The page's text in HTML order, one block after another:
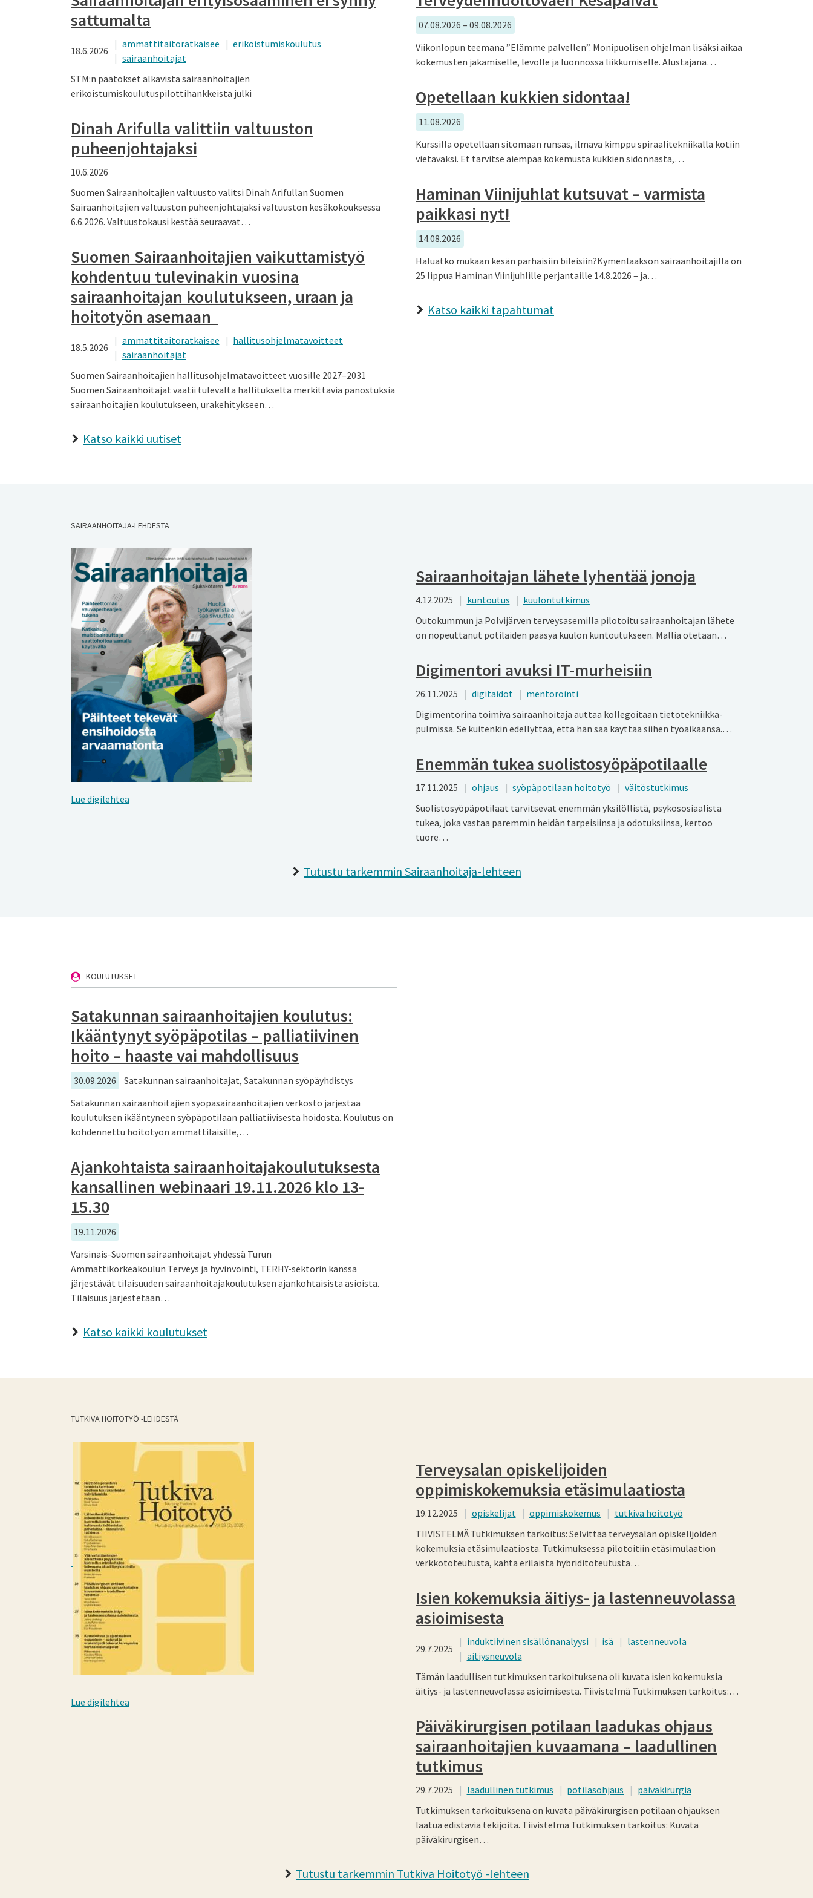
sattumalta
18.6.2026
ammattitaitoratkaisee
erikoistumiskoulutus
sairaanhoitajat
STM:n päätökset alkavista sairaanhoitajien
erikoistumiskoulutuspilottihankkeista julki
Dinah Arifulla valittiin valtuuston
puheenjohtajaksi
10.6.2026
Suomen Sairaanhoitajien valtuusto valitsi Dinah Arifullan Suomen
Sairaanhoitajien valtuuston puheenjohtajaksi valtuuston kesäkokouksessa
6.6.2026. Valtuustokausi kestää seuraavat…
Suomen Sairaanhoitajien vaikuttamistyö
kohdentuu tulevinakin vuosina
sairaanhoitajan koulutukseen, uraan ja
hoitotyön asemaan
18.5.2026
ammattitaitoratkaisee
hallitusohjelmatavoitteet
sairaanhoitajat
Suomen Sairaanhoitajien hallitusohjelmatavoitteet vuosille 2027–2031
Suomen Sairaanhoitajat vaatii tulevalta hallitukselta merkittäviä panostuksia
sairaanhoitajien koulutukseen, urakehitykseen…
Katso kaikki uutiset
07.08.2026 – 09.08.2026
Viikonlopun teemana ”Elämme palvellen”. Monipuolisen ohjelman lisäksi aikaa
kokemusten jakamiselle, levolle ja luonnossa liikkumiselle. Alustajana…
Opetellaan kukkien sidontaa!
11.08.2026
Kurssilla opetellaan sitomaan runsas, ilmava kimppu spiraalitekniikalla kotiin
vietäväksi. Et tarvitse aiempaa kokemusta kukkien sidonnasta,…
Haminan Viinijuhlat kutsuvat – varmista
paikkasi nyt!
14.08.2026
Haluatko mukaan kesän parhaisiin bileisiin?Kymenlaakson sairaanhoitajilla on
25 lippua Haminan Viinijuhlille perjantaille 14.8.2026 – ja…
Katso kaikki tapahtumat
SAIRAANHOITAJA-LEHDESTÄ
Lue digilehteä
Sairaanhoitajan lähete lyhentää jonoja
4.12.2025 kuntoutus
kuulontutkimus
Outokummun ja Polvijärven terveysasemilla pilotoitu sairaanhoitajan lähete
on nopeuttanut potilaiden pääsyä kuulon kuntoutukseen. Mallia otetaan…
Digimentori avuksi IT-murheisiin
26.11.2025 digitaidot
mentorointi
Digimentorina toimiva sairaanhoitaja auttaa kollegoitaan tietotekniikka­
pulmissa. Se kuitenkin edellyttää, että hän saa käyttää siihen työaikaansa.…
Enemmän tukea suolistosyöpäpotilaalle
17.11.2025 ohjaus syöpäpotilaan hoitotyö
väitöstutkimus
Suolistosyöpäpotilaat tarvitsevat enemmän yksilöllistä, psykososiaalista
tukea, joka vastaa paremmin heidän tarpeisiinsa ja odotuksiinsa, kertoo
tuore…
Tutustu tarkemmin Sairaanhoitaja-lehteen
KOULUTUKSET
Satakunnan sairaanhoitajien koulutus:
Ikääntynyt syöpäpotilas – palliatiivinen
hoito – haaste vai mahdollisuus
30.09.2026
Satakunnan sairaanhoitajat, Satakunnan syöpäyhdistys
Satakunnan sairaanhoitajien syöpäsairaanhoitajien verkosto järjestää
koulutuksen ikääntyneen syöpäpotilaan palliatiivisesta hoidosta. Koulutus on
kohdennettu hoitotyön ammattilaisille,…
Ajankohtaista sairaanhoitajakoulutuksesta
kansallinen webinaari 19.11.2026 klo 13-
15.30
19.11.2026
Varsinais-Suomen sairaanhoitajat yhdessä Turun
Ammattikorkeakoulun Terveys ja hyvinvointi, TERHY-sektorin kanssa
järjestävät tilaisuuden sairaanhoitajakoulutuksen ajankohtaisista asioista.
Tilaisuus järjestetään…
Katso kaikki koulutukset
TUTKIVA HOITOTYÖ -LEHDESTÄ
Lue digilehteä
Terveysalan opiskelijoiden
oppimiskokemuksia etäsimulaatiosta
19.12.2025 opiskelijat oppimiskokemus
tutkiva hoitotyö
TIIVISTELMÄ Tutkimuksen tarkoitus: Selvittää terveysalan opiskelijoiden
kokemuksia etäsimulaatiosta. Tutkimuksessa pilotoitiin etäsimulaation
verkkototeutusta, kahta erilaista hybriditoteutusta…
Isien kokemuksia äitiys- ja lastenneuvolassa
asioimisesta
29.7.2025
induktiivinen sisällönanalyysi isä
lastenneuvola
äitiysneuvola
Tämän laadullisen tutkimuksen tarkoituksena oli kuvata isien kokemuksia
äitiys- ja lastenneuvolassa asioimisesta. Tiivistelmä Tutkimuksen tarkoitus:…
Päiväkirurgisen potilaan laadukas ohjaus
sairaanhoitajien kuvaamana – laadullinen
tutkimus
29.7.2025 laadullinen tutkimus potilasohjaus
päiväkirurgia
Tutkimuksen tarkoituksena on kuvata päiväkirurgisen potilaan ohjauksen
laatua edistäviä tekijöitä. Tiivistelmä Tutkimuksen tarkoitus: Kuvata
päiväkirurgisen…
Tutustu tarkemmin Tutkiva Hoitotyö -lehteen